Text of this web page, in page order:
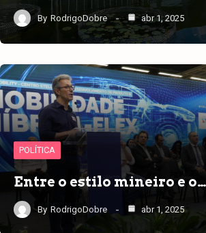
By RodrigoDobre abr 1, 2025
POLÍTICA
Entre o estilo mineiro e o…
By RodrigoDobre abr 1, 2025